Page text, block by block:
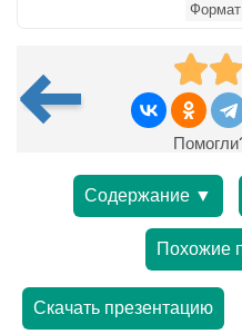
Содержание ▼
Похожие
Скачать презентацию